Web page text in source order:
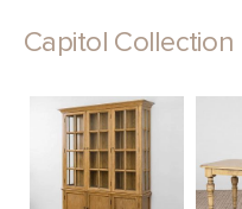
Capitol Collection